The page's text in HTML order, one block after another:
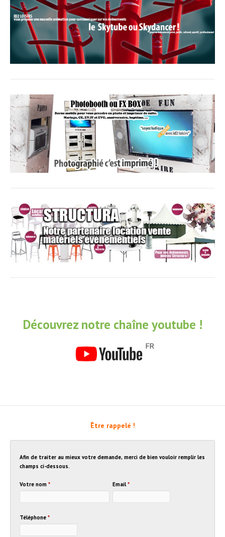
Découvrez notre chaîne youtube !
Être rappelé !
Afin de traiter au mieux votre demande, merci de bien vouloir remplir les
champs ci-dessous.
Votre nom * Email*
Téléphone *